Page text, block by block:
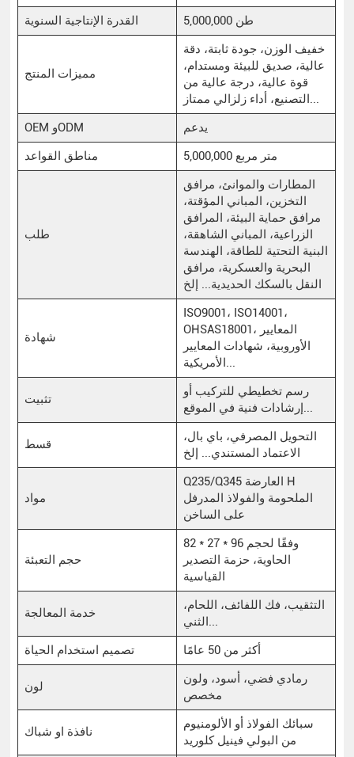
القدرة الإنتاجية السنوية
5,000,000 طن
مميزات المنتج
خفيف الوزن، جودة ثابتة، دقة
عالية، صديق للبيئة ومستدام،
قوة عالية، درجة عالية من
OEM وODM
يدعم
مناطق القواعد
5,000,000 متر مربع
طلب
المطارات والموانئ، مرافق
التخزين، المباني المؤقتة،
مرافق حماية البيئة، المرافق
الزراعية، المباني الشاهقة،
البنية التحتية للطاقة، الهندسة
البحرية والعسكرية، مرافق
النقل بالسكك الحديدية... إلخ
شهادة
ISO9001، ISO14001،
OHSAS18001، المعايير
الأوروبية، شهادات المعايير
تثبيت
رسم تخطيطي للتركيب أو
قسط
التحويل المصرفي، باي بال،
الاعتماد المستندي... إلخ
مواد
Q235/Q345 العارضة H
الملحومة والفولاذ المدرفل
على الساخن
حجم التعبئة
82 * 27 * 96 وفقًا لحجم
الحاوية، حزمة التصدير
القياسية
خدمة المعالجة
التثقيب، فك اللفائف، اللحام،
تصميم استخدام الحياة
أكثر من 50 عامًا
لون
رمادي فضي، أسود، ولون
مخصص
نافذة او شباك
سبائك الفولاذ أو الألومنيوم
من البولي فينيل كلوريد